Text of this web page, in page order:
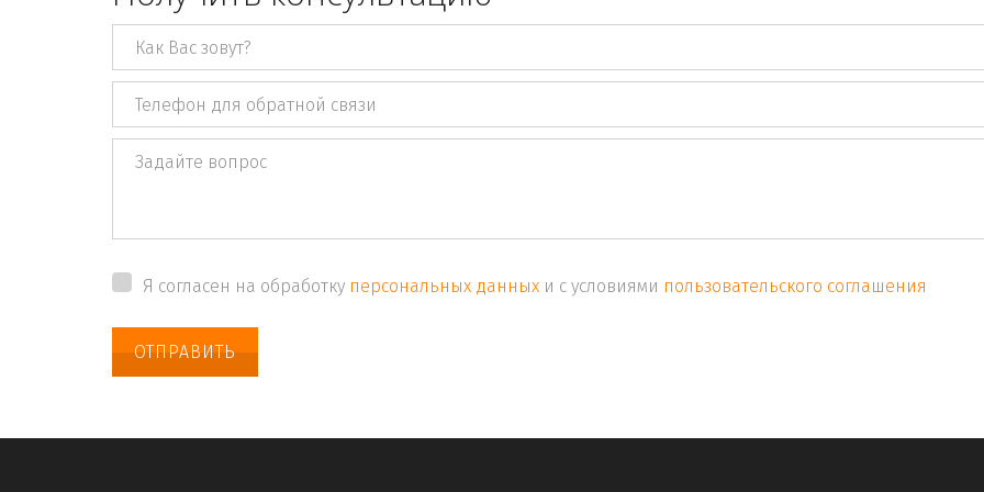
Я согласен на обработку персональных данных и с условиями пользовательского соглашения
ОТПРАВИТЬ